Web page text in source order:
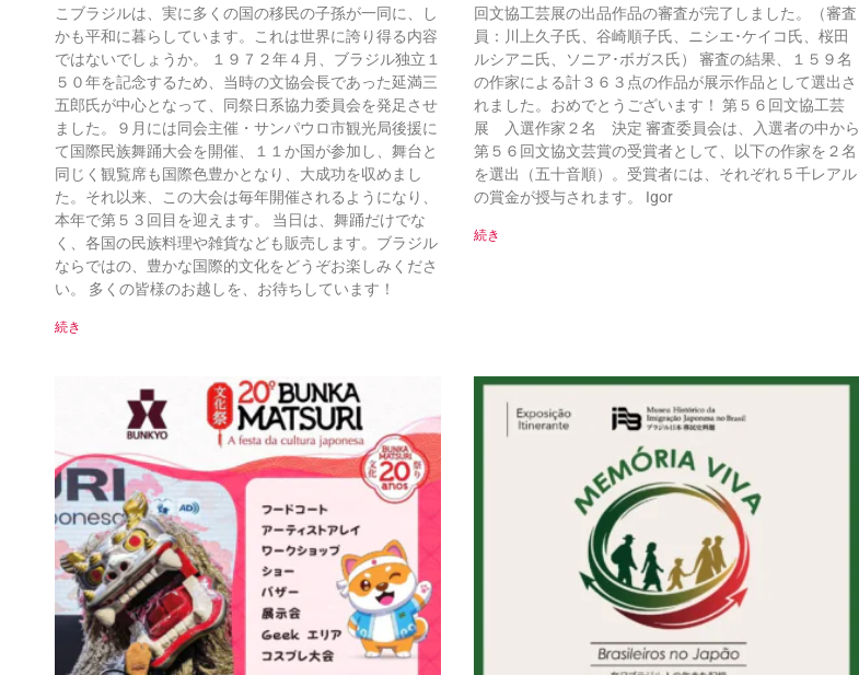
こブラジルは、実に多くの国の移民の子孫が一同に、し
かも平和に暮らしています。これは世界に誇り得る内容
ではないでしょうか。 １９７２年４月、ブラジル独立１
５０年を記念するため、当時の文協会長であった延満三
五郎氏が中心となって、同祭日系協力委員会を発足させ
ました。９月には同会主催・サンパウロ市観光局後援に
て国際民族舞踊大会を開催、１１か国が参加し、舞台と
同じく観覧席も国際色豊かとなり、大成功を収めまし
た。それ以来、この大会は毎年開催されるようになり、
本年で第５３回目を迎えます。 当日は、舞踊だけでな
く、各国の民族料理や雑貨なども販売します。ブラジル
ならではの、豊かな国際的文化をどうぞお楽しみくださ
い。 多くの皆様のお越しを、お待ちしています！
続き
回文協工芸展の出品作品の審査が完了しました。（審査
員：川上久子氏、谷崎順子氏、ニシエ･ケイコ氏、桜田
ルシアニ氏、ソニア･ボガス氏） 審査の結果、１５９名
の作家による計３６３点の作品が展示作品として選出さ
れました。おめでとうございます！ 第５６回文協工芸
展 入選作家２名 決定 審査委員会は、入選者の中から
第５６回文協文芸賞の受賞者として、以下の作家を２名
を選出（五十音順）。受賞者には、それぞれ５千レアル
の賞金が授与されます。 Igor
続き